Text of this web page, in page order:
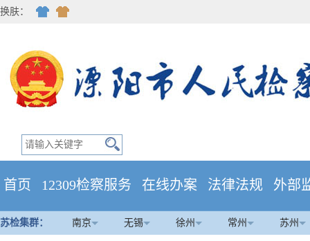
换肤：
首页 12309检察服务 在线办案 法律法规 外部
苏检集群： 南京 无锡 徐州 常州 苏州